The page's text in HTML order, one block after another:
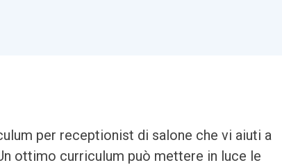
per receptionist di salone che vi aiuti a
ottimo curriculum può mettere in luce le